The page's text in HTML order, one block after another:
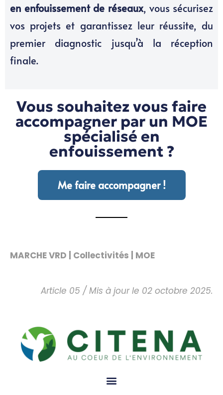
en enfouissement de réseaux, vous sécurisez
vos projets et garantissez leur réussite, du
premier diagnostic jusqu’à la réception
finale.
Vous souhaitez vous faire
accompagner par un MOE
spécialisé en
enfouissement ?
Me faire accompagner !
MARCHE VRD | Collectivités | MOE
Article 05 / Mis à jour le 02 octobre 2025.